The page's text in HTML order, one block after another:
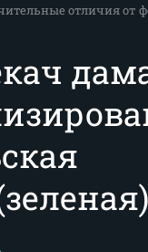
отличия от